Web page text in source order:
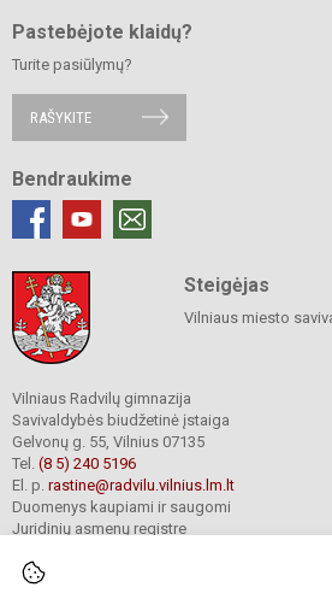
Pastebėjote klaidų?
Turite pasiūlymų?
RAŠYKITE
Bendraukime
Steigėjas
Vilniaus miesto
Vilniaus Radvilų gimnazija
Savivaldybės biudžetinė įstaiga
Gelvonų g. 55, Vilnius 07135
Tel. (8 5) 240 5196
El. p. rastine@radvilu.vilnius.lm.lt
Duomenys kaupiami ir saugomi
Juridinių asmenų registre